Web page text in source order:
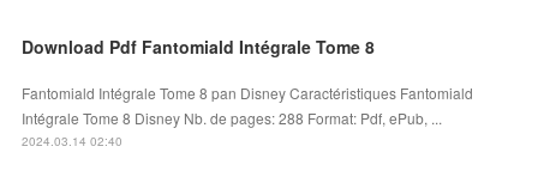
Download Pdf Fantomiald Intégrale Tome 8
Fantomiald Intégrale Tome 8 pan Disney Caractéristiques Fantomiald
Intégrale Tome 8 Disney Nb. de pages: 288 Format: Pdf, ePub, ...
2024.03.14 02:40